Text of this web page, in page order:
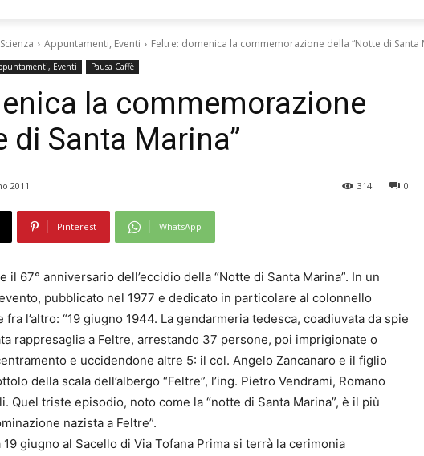
Appuntamenti, Eventi Feltre: domenica la commemorazione della “Notte di Santa
Eventi Pausa Caffè
la commemorazione
di Santa Marina”
2011 0
314
Pinterest WhatsApp
il 67° anniversario dell’eccidio della “Notte di Santa Marina”. In un
pubblicato nel 1977 e dedicato in particolare al colonnello
l’altro: “19 giugno 1944. La gendarmeria tedesca, coadiuvata da spie
rappresaglia a Feltre, arrestando 37 persone, poi imprigionate o
e uccidendone altre 5: il col. Angelo Zancanaro e il figlio
della scala dell’albergo “Feltre”, l’ing. Pietro Vendrami, Romano
Quel triste episodio, noto come la “notte di Santa Marina”, è il più
nazista a Feltre”.
giugno al Sacello di Via Tofana Prima si terrà la cerimonia